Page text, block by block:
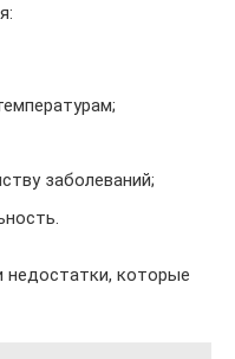
заболеваний;
которые